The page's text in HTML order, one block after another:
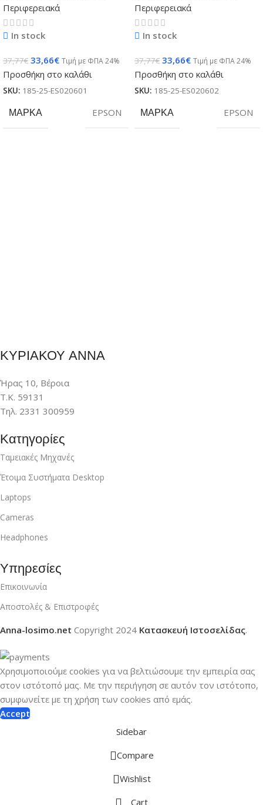
Περιφερειακά
In stock
37,77€ 33,66€ Τιμή με ΦΠΑ 24%
Προσθήκη στο καλάθι
SKU: 185-25-ES020601
ΜΆΡΚΑ EPSON
Περιφερειακά
In stock
37,77€ 33,66€ Τιμή με ΦΠΑ 24%
Προσθήκη στο καλάθι
SKU: 185-25-ES020602
ΜΆΡΚΑ EPSON
ΚΥΡΙΑΚΟΥ ΑΝΝΑ
Ήρας 10, Βέροια
Τ.Κ. 59131
Τηλ. 2331 300959
Κατηγορίες
Ταμειακές Μηχανές
Έτοιμα Συστήματα Desktop
Laptops
Cameras
Headphones
Υπηρεσίες
Επικοινωνία
Αποστολές & Επιστροφές
Anna-losimo.net Copyright 2024 Κατασκευή Ιστοσελίδας.
Χρησιμοποιούμε cookies για να βελτιώσουμε την εμπειρία σας
στον ιστότοπό μας. Με την περιήγηση σε αυτόν τον ιστότοπο,
συμφωνείτε με τη χρήση των cookies από εμάς.
Accept
Sidebar
Compare
Wishlist
Cart